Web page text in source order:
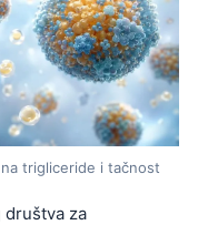
trigliceride i tačnost
društva za